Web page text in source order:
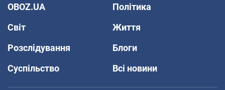
OBOZ.UA
Політика
Світ
Життя
Розслідування
Блоги
Суспільство
Всі новини